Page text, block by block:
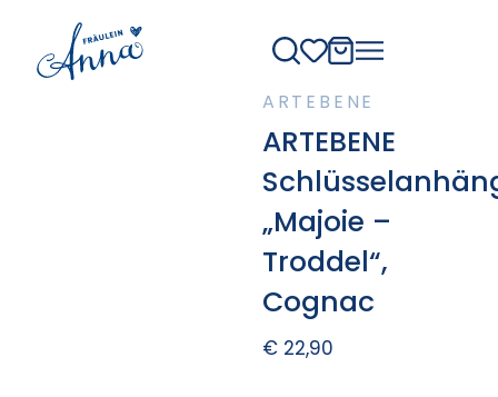
ARTEBENE
ARTEBENE
„Majoie –
Troddel“,
Cognac
€22,90